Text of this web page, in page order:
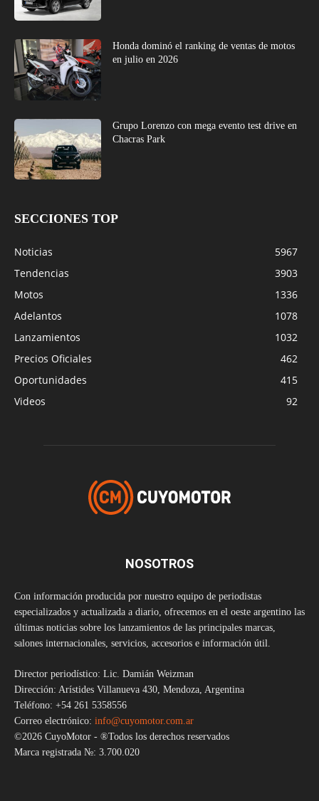
Honda dominó el ranking de ventas de motos
en julio en 2026
Grupo Lorenzo con mega evento test drive en
Chacras Park
SECCIONES TOP
Noticias
5967
Tendencias
3903
Motos
1336
Adelantos
1078
Lanzamientos
1032
Precios Oficiales
462
Oportunidades
415
Videos
92
NOSOTROS
Con información producida por nuestro equipo de periodistas
especializados y actualizada a diario, ofrecemos en el oeste argentino las
últimas noticias sobre los lanzamientos de las principales marcas,
salones internacionales, servicios, accesorios e información útil.
Director periodístico: Lic. Damián Weizman
Dirección: Arístides Villanueva 430, Mendoza, Argentina
Teléfono: +54 261 5358556
Correo electrónico: info@cuyomotor.com.ar
©2026 CuyoMotor - ®Todos los derechos reservados
Marca registrada №: 3.700.020